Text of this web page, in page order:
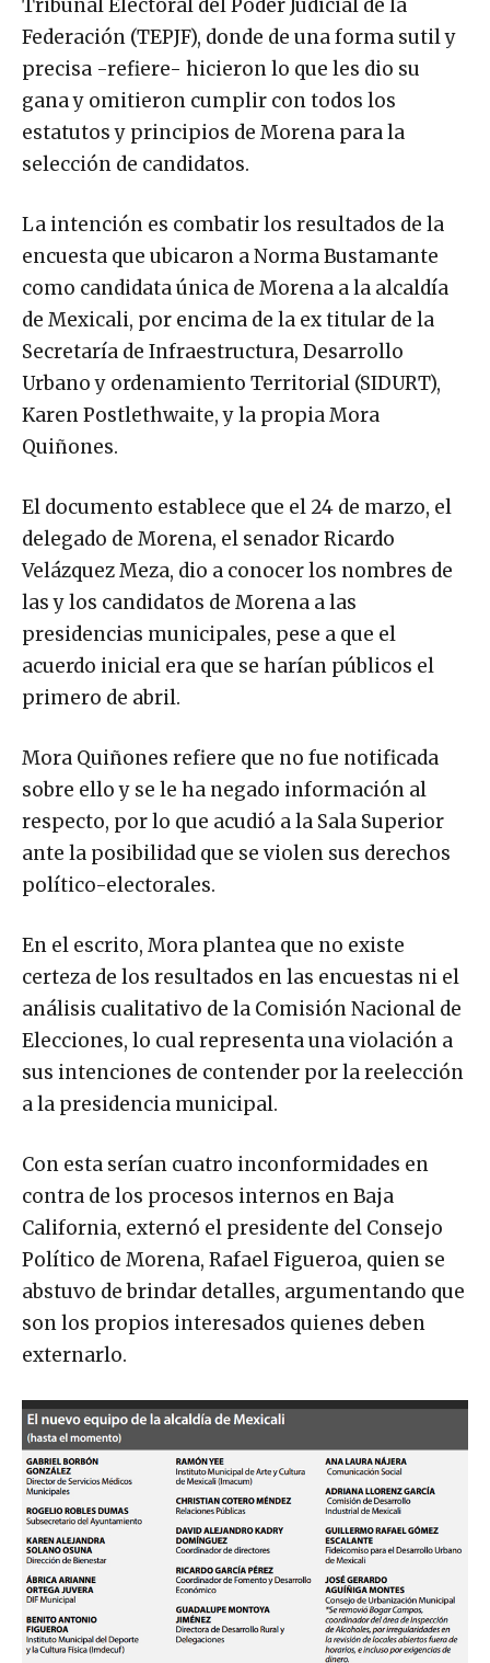
Tribunal Electoral del Poder Judicial de la
Federación (TEPJF), donde de una forma sutil y
precisa -refiere- hicieron lo que les dio su
gana y omitieron cumplir con todos los
estatutos y principios de Morena para la
selección de candidatos.
La intención es combatir los resultados de la
encuesta que ubicaron a Norma Bustamante
como candidata única de Morena a la alcaldía
de Mexicali, por encima de la ex titular de la
Secretaría de Infraestructura, Desarrollo
Urbano y ordenamiento Territorial (SIDURT),
Karen Postlethwaite, y la propia Mora
Quiñones.
El documento establece que el 24 de marzo, el
delegado de Morena, el senador Ricardo
Velázquez Meza, dio a conocer los nombres de
las y los candidatos de Morena a las
presidencias municipales, pese a que el
acuerdo inicial era que se harían públicos el
primero de abril.
Mora Quiñones refiere que no fue notificada
sobre ello y se le ha negado información al
respecto, por lo que acudió a la Sala Superior
ante la posibilidad que se violen sus derechos
político-electorales.
En el escrito, Mora plantea que no existe
certeza de los resultados en las encuestas ni el
análisis cualitativo de la Comisión Nacional de
Elecciones, lo cual representa una violación a
sus intenciones de contender por la reelección
a la presidencia municipal.
Con esta serían cuatro inconformidades en
contra de los procesos internos en Baja
California, externó el presidente del Consejo
Político de Morena, Rafael Figueroa, quien se
abstuvo de brindar detalles, argumentando que
son los propios interesados quienes deben
externarlo.